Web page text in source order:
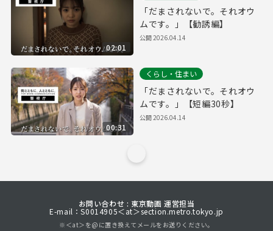
02:01
「だまされないで。それオウ
ムです。」【勧誘編】
公開2026.04.14
00:31
くらし・住まい
「だまされないで。それオウ
ムです。」【短編30秒】
公開2026.04.14
お問い合わせ : 東京動画 運営担当
E-mail：S0014905＜at＞section.metro.tokyo.jp
※＜at＞を@に置き換えてメールをお送りください。